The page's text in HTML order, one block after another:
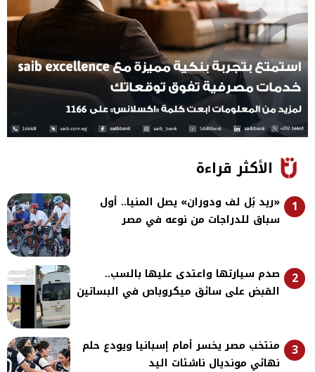
الأكثر قراءة
1
«ريد بُل لف ودوران» يصل المنيا.. أول
سباق للدراجات من نوعه في مصر
2
صدم سيارتها واعتدى عليها بالسب..
القبض على سائق ميكروباص في البساتين
3
منتخب مصر يخسر أمام إسبانيا ويودع حلم
نهائي مونديال ناشئات اليد